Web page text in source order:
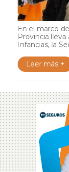
En el marco
Provincia
Infancias, la
Leer más +